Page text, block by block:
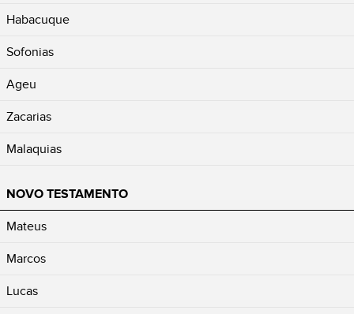
Habacuque
Sofonias
Ageu
Zacarias
Malaquias
NOVO TESTAMENTO
Mateus
Marcos
Lucas